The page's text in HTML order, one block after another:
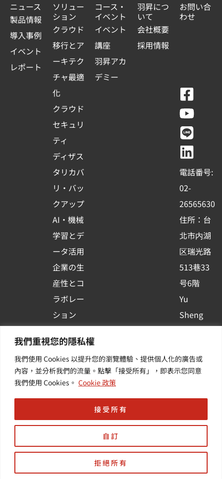
我們重視您的隱私權
我們使用 Cookies 以提升您的瀏覽體驗、提供個人化的廣告或
內容，並分析我們的流量。點擊「接受所有」，即表示您同意
我們使用 Cookies。 Cookie 政策
自訂
拒絕所有
接受所有
ニュース
製品情報
導入事例
イベント
レポート
ソリュー
ション
クラウド
移行とア
ーキテク
チャ最適
化
クラウド
セキュリ
ティ
ディザス
タリカバ
リ・バッ
クアップ
AI・機械
学習とデ
ータ活用
企業の生
産性とコ
ラボレー
ション
プラット
フォーム
活用
サービス
コース・
イベント
イベント
講座
羽昇アカ
デミー
羽昇につ
いて
会社概要
採用情報
お問い合
わせ
F
a
c
e
b
o
o
k
-
s
q
u
a
r
e
Y
o
u
t
u
b
e
L
i
n
e
L
i
n
k
e
d
i
n
電話番号:
02-
26565630
住所：台
北市内湖
区瑞光路
513巷33
号6階
Yu
Sheng
| 最新の
イベント
する